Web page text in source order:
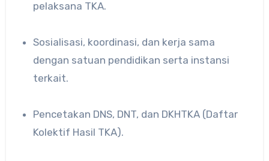
pelaksana TKA.
Sosialisasi, koordinasi, dan kerja sama
dengan satuan pendidikan serta instansi
terkait.
Pencetakan DNS, DNT, dan DKHTKA (Daftar
Kolektif Hasil TKA).